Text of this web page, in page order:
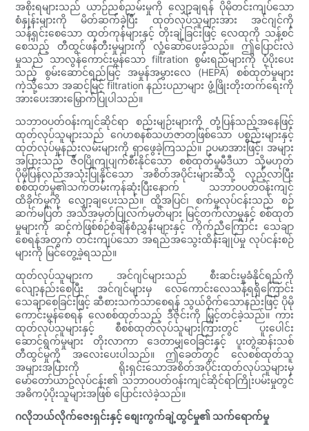
အစိုးရများသည် ယာဉ်ညစ်ညမ်းမှုကို လျှော့ချရန် ပိုမိုတင်းကျပ်သော
စံနှုန်းများကို မိတ်ဆက်ခဲ့ပြီး ထုတ်လုပ်သူများအား အင်ဂျင်ကို
သန့်ရှင်းစေသော ထုတ်ကုန်များနှင့် တိုးချဲ့ခြင်းဖြင့် လေထုကို သန့်စင်
စေသည့် တီထွင်ဖန်တီးမှုများကို လှုံ့ဆော်ပေးခဲ့သည်။ ဤပြောင်းလဲ
မှုသည် သာလွန်ကောင်းမွန်သော filtration စွမ်းရည်များကို ပံ့ပိုးပေး
သည့် စွမ်းဆောင်ရည်မြင့် အမှုန်အမွှားလေ (HEPA) စစ်ထုတ်မှုများ
ကဲ့သို့သော အဆင့်မြင့် filtration နည်းပညာများ ဖွံ့ဖြိုးတိုးတက်ရေးကို
အားပေးအားမြှောက်ပြုပါသည်။
သဘာဝပတ်ဝန်းကျင်ဆိုင်ရာ စည်းမျဉ်းများကို တုံ့ပြန်သည့်အနေဖြင့်
ထုတ်လုပ်သူများသည် ဂေဟစနစ်သဟဇာတဖြစ်သော ပစ္စည်းများနှင့်
ထုတ်လုပ်မှုနည်းလမ်းများကို ရှာဖွေခဲ့ကြသည်။ ဥပမာအားဖြင့်၊ အများ
အပြားသည် ဇီဝပြိုကျပျက်စီးနိုင်သော စစ်ထုတ်မှုမီဒီယာ သို့မဟုတ်
ပိုမိုပြန်လည်အသုံးပြုနိုင်သော အစိတ်အပိုင်းများဆီသို့ လှည့်လာပြီး
စစ်ထုတ်မှု၏သက်တမ်းကုန်ဆုံးပြီးနောက် သဘာဝပတ်ဝန်းကျင်
ထိခိုက်မှုကို လျှော့ချပေးသည်။ ထို့အပြင်၊ စက်မှုလုပ်ငန်းသည် စဉ်
ဆက်မပြတ် အသိအမှတ်ပြုလက်မှတ်များ မြင့်တက်လာမှုနှင့် စစ်ထုတ်
မှုများကို ဆင့်ကဲဖြစ်စဉ်စံချိန်စံညွှန်းများနှင့် ကိုက်ညီကြောင်း သေချာ
စေရန်အတွက် တင်းကျပ်သော အရည်အသွေးထိန်းချုပ်မှု လုပ်ငန်းစဉ်
များကို မြင်တွေ့ခဲ့ရသည်။
ထုတ်လုပ်သူများက အင်ဂျင်များသည် စီးဆင်းမှုခံနိုင်ရည်ကို
လျော့နည်းစေပြီး အင်ဂျင်များမှ လေကောင်းလေသန့်ရရှိကြောင်း
သေချာစေခြင်းဖြင့် ဆီစားသက်သာစေရန် သွယ်ဝိုက်သောနည်းဖြင့် ပိုမို
ကောင်းမွန်စေရန် လေစစ်ထုတ်သည့် ဒီဇိုင်းကို မြှင့်တင်ခဲ့သည်။ ကား
ထုတ်လုပ်သူများနှင့် စီစစ်ထုတ်လုပ်သူများကြားတွင် ပူးပေါင်း
ဆောင်ရွက်မှုများ တိုးလာကာ ဒေတာမျှဝေခြင်းနှင့် ပူးတွဲဆန်းသစ်
တီထွင်မှုကို အလေးပေးပါသည်။ ဤခေတ်တွင် လေစစ်ထုတ်သူ
အများအပြားကို ရိုးရှင်းသောအစိတ်အပိုင်းထုတ်လုပ်သူများမှ
မော်တော်ယာဥ်လုပ်ငန်း၏ သဘာဝပတ်ဝန်းကျင်ဆိုင်ရာကြိုးပမ်းမှုတွင်
အဓိကပံ့ပိုးသူများအဖြစ် ပြောင်းလဲခဲ့သည်။
ဂလိုဘယ်လိုက်ဇေးရှင်းနှင့် စျေးကွက်ချဲ့ထွင်မှု၏ သက်ရောက်မှု